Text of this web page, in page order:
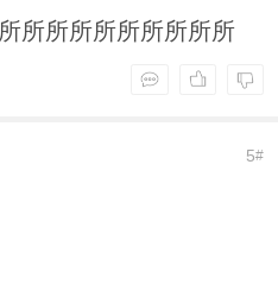
所所所所所所所所所
5#